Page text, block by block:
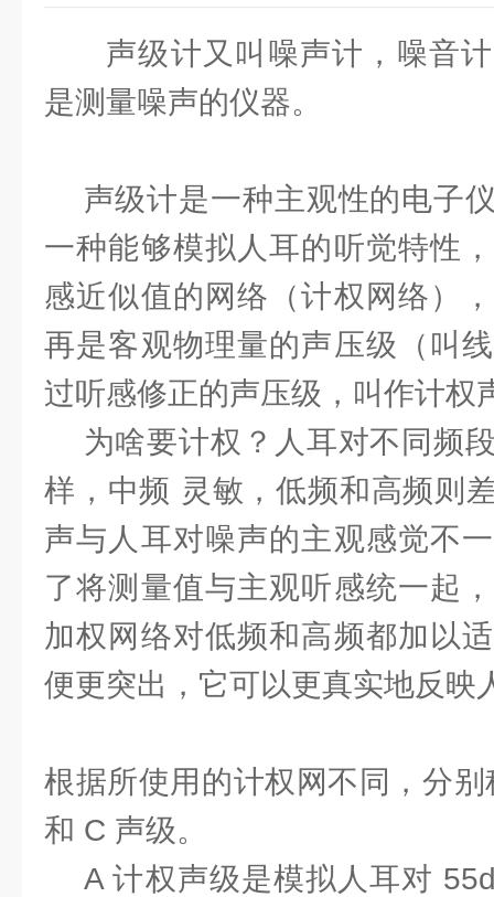
声级计又叫噪声计，噪音
是测量噪声的仪器。
声级计是一种主观性的电子
一种能够模拟人耳的听觉特性
感近似值的网络（计权网络）
再是客观物理量的声压级（叫
过听感修正的声压级，叫作计权
为啥要计权？人耳对不同频
样，中频 灵敏，低频和高频则
声与人耳对噪声的主观感觉不
了将测量值与主观听感统一起
加权网络对低频和高频都加以
便更突出，它可以更真实地反映
根据所使用的计权网不同，分
和 C 声级。
A 计权声级是模拟人耳对